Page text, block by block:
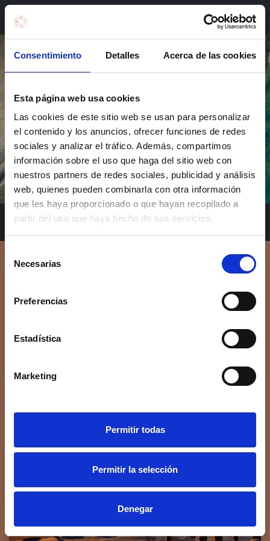
Consentimiento Detalles Acerca de las cookies
Esta página web usa cookies
Las cookies de este sitio web se usan para personalizar
el contenido y los anuncios, ofrecer funciones de redes
sociales y analizar el tráfico. Además, compartimos
información sobre el uso que haga del sitio web con
nuestros partners de redes sociales, publicidad y análisis
web, quienes pueden combinarla con otra información
que les haya proporcionado o que hayan recopilado a
partir del uso que haya hecho de sus servicios.
Necesarias
Preferencias
Estadística
Marketing
Permitir todas
Permitir la selección
Denegar
Latest
Por qué el Mediterráneo
ha marcado nuestra forma
de vivir el verano